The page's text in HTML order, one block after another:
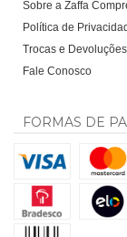
Sobre a Zaffa
Política de
Trocas e Devoluções
Fale Conosco
FORMAS DE